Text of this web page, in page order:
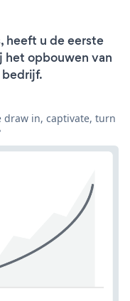
heeft u de eerste
opbouwen van
bedrijf.
draw in, captivate, turn